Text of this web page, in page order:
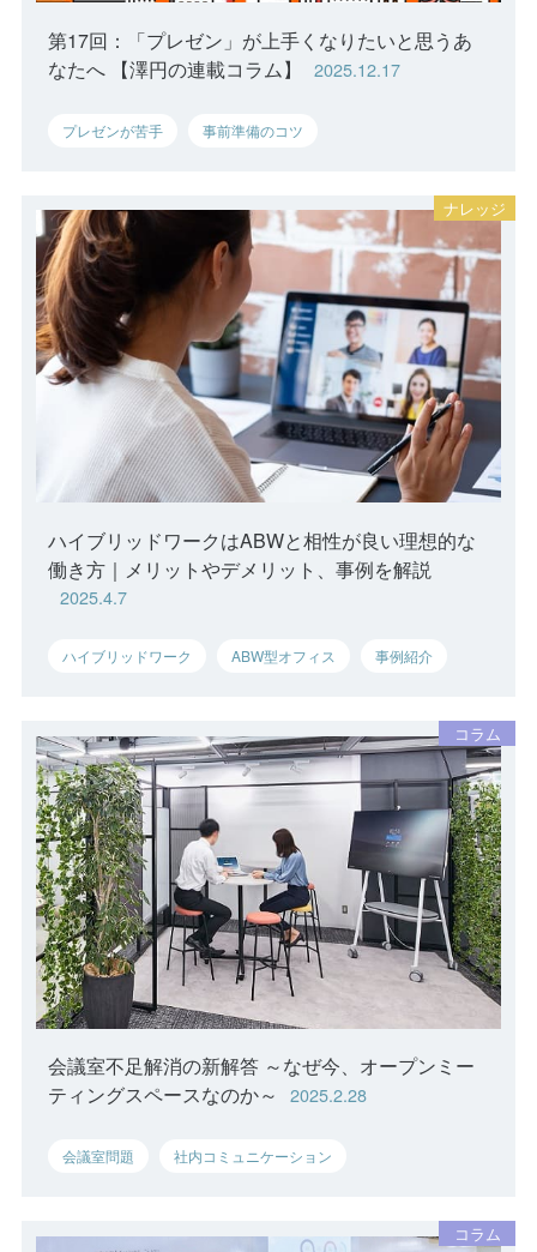
第17回：「プレゼン」が上手くなりたいと思うあ
なたへ 【澤円の連載コラム】
2025.12.17
プレゼンが苦手 事前準備のコツ
ハイブリッドワークはABWと相性が良い理想的な
働き方｜メリットやデメリット、事例を解説
2025.4.7
ハイブリッドワーク ABW型オフィス 事例紹介
会議室不足解消の新解答 ～なぜ今、オープンミー
ティングスペースなのか～
2025.2.28
会議室問題 社内コミュニケーション